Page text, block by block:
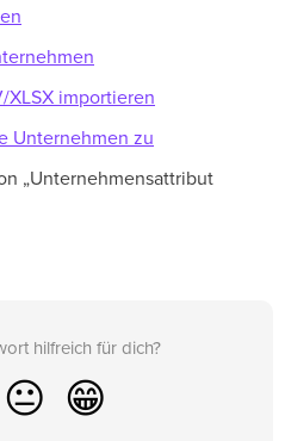
XLSX importieren
Unternehmen zu
„Unternehmensattribut
hilfreich für dich?
😐 😁